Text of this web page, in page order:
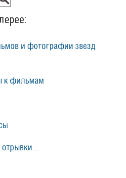
и фотографии звезд
к фильмам